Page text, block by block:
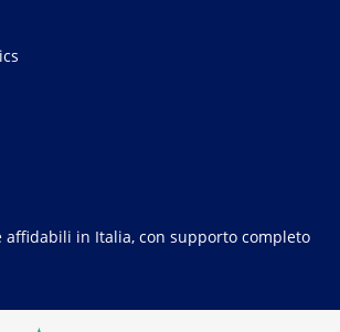
affidabili in Italia, con supporto completo